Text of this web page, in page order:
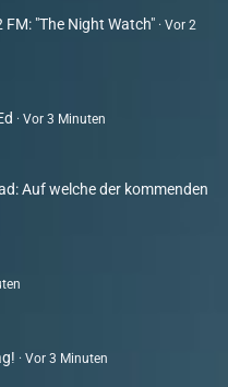
"The Night Watch"
Vor 2
Vor 3 Minuten
Auf welche der kommenden
Vor 3 Minuten